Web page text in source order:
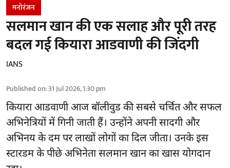
मनोरंजन
सलमान खान की एक सलाह और पूरी तरह
बदल गई कियारा आडवाणी की जिंदगी
IANS
Published on:31 Jul 2026, 1:30 pm
कियारा आडवाणी आज बॉलीवुड की सबसे चर्चित और सफल
अभिनेत्रियों में गिनी जाती हैं। उन्होंने अपनी सादगी और
अभिनय के दम पर लाखों लोगों का दिल जीता। उनके इस
स्टारडम के पीछे अभिनेता सलमान खान का खास योगदान